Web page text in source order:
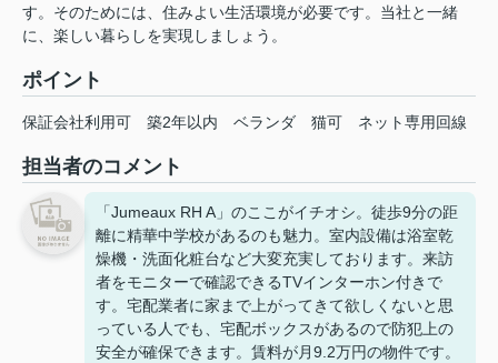
す。そのためには、住みよい生活環境が必要です。当社と一緒
に、楽しい暮らしを実現しましょう。
ポイント
保証会社利用可 築2年以内 ベランダ 猫可 ネット専用回線
担当者のコメント
「Jumeaux RH A」のここがイチオシ。徒歩9分の距
離に精華中学校があるのも魅力。室内設備は浴室乾
燥機・洗面化粧台など大変充実しております。来訪
者をモニターで確認できるTVインターホン付きで
す。宅配業者に家まで上がってきて欲しくないと思
っている人でも、宅配ボックスがあるので防犯上の
安全が確保できます。賃料が月9.2万円の物件です。